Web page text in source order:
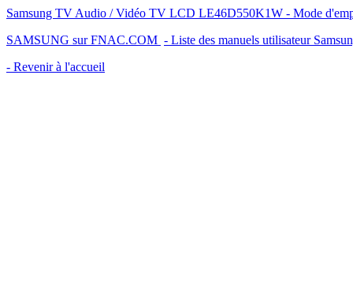
Samsung TV Audio / Vidéo TV LCD LE46D550K1W - Mode
SAMSUNG sur FNAC.COM - Liste des manuels utilisateur
- Revenir à l'accueil